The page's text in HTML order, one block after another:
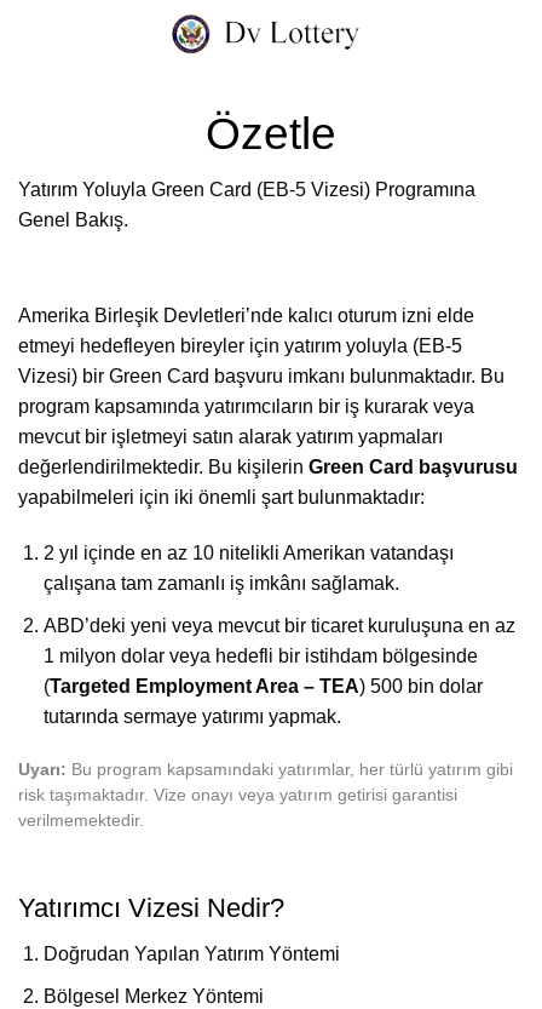
Özetle
Yatırım Yoluyla Green Card (EB-5 Vizesi) Programına
Genel Bakış.
Amerika Birleşik Devletleri’nde kalıcı oturum izni elde
etmeyi hedefleyen bireyler için yatırım yoluyla (EB-5
Vizesi) bir Green Card başvuru imkanı bulunmaktadır. Bu
program kapsamında yatırımcıların bir iş kurarak veya
mevcut bir işletmeyi satın alarak yatırım yapmaları
değerlendirilmektedir. Bu kişilerin Green Card başvurusu
yapabilmeleri için iki önemli şart bulunmaktadır:
2 yıl içinde en az 10 nitelikli Amerikan vatandaşı
çalışana tam zamanlı iş imkânı sağlamak.
ABD’deki yeni veya mevcut bir ticaret kuruluşuna en az
1 milyon dolar veya hedefli bir istihdam bölgesinde
(Targeted Employment Area – TEA) 500 bin dolar
tutarında sermaye yatırımı yapmak.
Uyarı: Bu program kapsamındaki yatırımlar, her türlü yatırım gibi
risk taşımaktadır. Vize onayı veya yatırım getirisi garantisi
verilmemektedir.
Yatırımcı Vizesi Nedir?
Doğrudan Yapılan Yatırım Yöntemi
Bölgesel Merkez Yöntemi